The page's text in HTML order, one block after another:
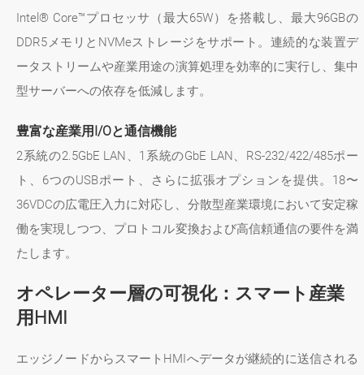
Intel® Core™プロセッサ（最大65W）を搭載し、最大96GBの
DDR5メモリとNVMeストレージをサポート。連続的な装置デ
ータストリームや産業用途の演算処理を効率的に実行し、集中
型サーバーへの依存を低減します。
豊富な産業用I/Oと通信機能
2系統の2.5GbE LAN、1系統のGbE LAN、RS-232/422/485ポー
ト、6つのUSBポート、さらに拡張オプションを提供。18〜
36VDCの広電圧入力に対応し、分散型産業環境において安定稼
働を実現しつつ、プロトコル変換および高信頼通信の要件を満
たします。
オペレーター層の可視化：スマート産業
用HMI
エッジノードからスマートHMIへデータが継続的に送信される